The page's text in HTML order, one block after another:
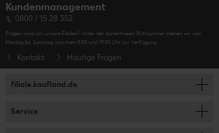
Kundenmanagement
0800 / 15 28 352
Fragen rund um unsere Filialen? Unter der kostenfreien Rufnummer stehen wir von
Montag bis Samstag zwischen 8:00 und 19:00 Uhr zur Verfügung.
Kontakt Häufige Fragen
filiale.kaufland.de
Service